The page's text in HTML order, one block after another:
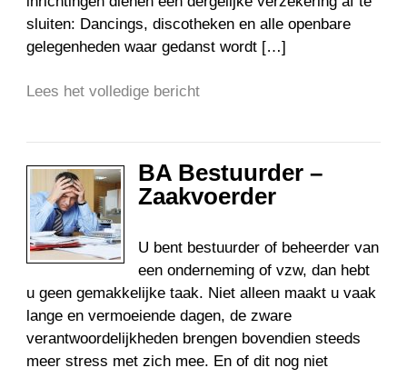
sluiten: Dancings, discotheken en alle openbare
gelegenheden waar gedanst wordt […]
Lees het volledige bericht
BA Bestuurder –
Zaakvoerder
U bent bestuurder of beheerder van
een onderneming of vzw, dan hebt
u geen gemakkelijke taak. Niet alleen maakt u vaak
lange en vermoeiende dagen, de zware
verantwoordelijkheden brengen bovendien steeds
meer stress met zich mee. En of dit nog niet